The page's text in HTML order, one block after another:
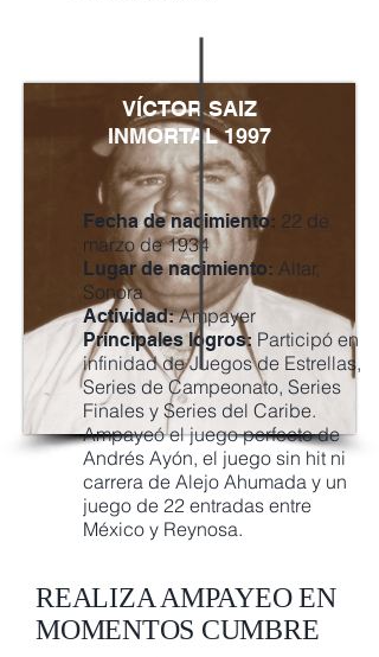
VÍCTOR SAIZ
INMORTAL 1997
Fecha de nacimiento: 22 de
marzo de 1934
Lugar de nacimiento: Altar,
Sonora
Actividad:Ampayer
Principales logros: Participó en
infinidad de Juegos de Estrellas,
Series de Campeonato, Series
Finales y Series del Caribe.
Ampayeó el juego perfecto de
Andrés Ayón, el juego sin hit ni
carrera de Alejo Ahumada y un
juego de 22 entradas entre
México y Reynosa.
REALIZA AMPAYEO EN
MOMENTOS CUMBRE